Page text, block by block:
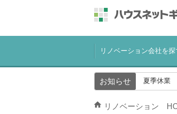
リノベーション会社を探
お知らせ 夏季休業
リノベーション